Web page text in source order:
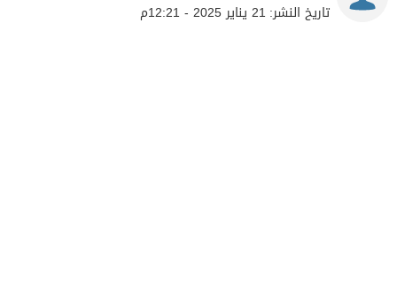
تاريخ النشر: 21 يناير 2025 - 12:21م